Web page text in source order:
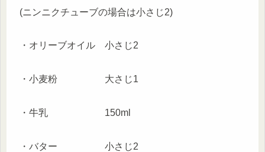
(ニンニクチューブの場合は小さじ2)
・オリーブオイル 小さじ2
・小麦粉 大さじ1
・牛乳 150ml
・バター 小さじ2